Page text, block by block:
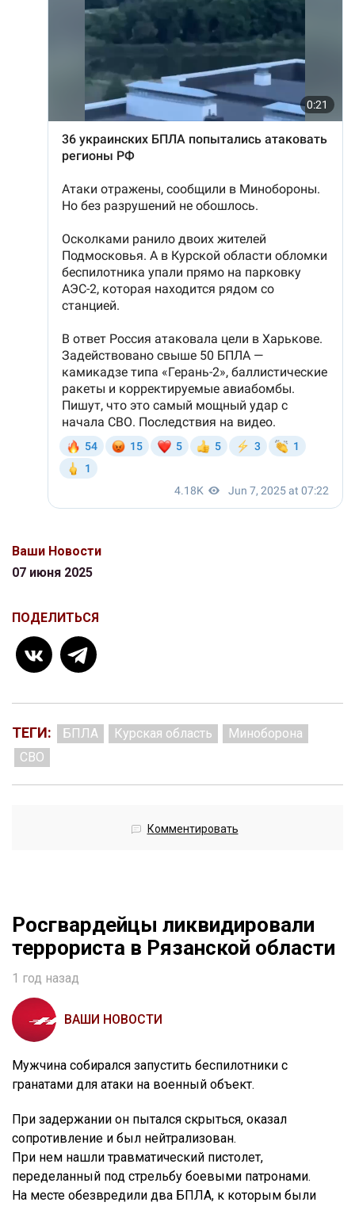
Ваши Новости
07 июня 2025
ПОДЕЛИТЬСЯ
ТЕГИ: БПЛА Курская область
Миноборона
СВО
Комментировать
Росгвардейцы ликвидировали
террориста в Рязанской области
1 год назад
ВАШИ НОВОСТИ
Мужчина собирался запустить беспилотники с
гранатами для атаки на военный объект.
При задержании он пытался скрыться, оказал
сопротивление и был нейтрализован.
При нем нашли травматический пистолет,
переделанный под стрельбу боевыми патронами.
На месте обезвредили два БПЛА, к которым были